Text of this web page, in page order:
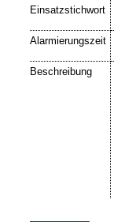
Einsatzstichwort
Alarmierungszeit
Beschreibung